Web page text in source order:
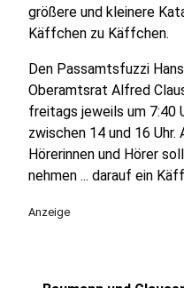
größere und kleinere
Käffchen zu Käffchen.
Den Passamtsfuzzi
Oberamtsrat Alfred
freitags jeweils um 7:40
zwischen 14 und 16
Hörerinnen und Hörer
nehmen ... darauf ein
Anzeige